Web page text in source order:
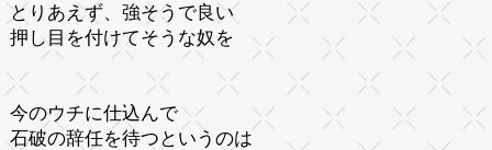
とりあえず、強そうで良い
押し目を付けてそうな奴を
今のウチに仕込んで
石破の辞任を待つというのは